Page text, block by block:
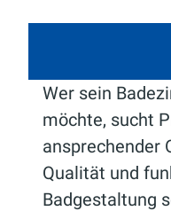
Wer sein
möchte, sucht
ansprechender
Qualität und
Badgestaltung